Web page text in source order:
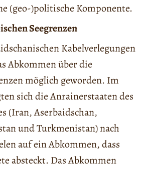
(geo-)politische Komponente.
Seegrenzen
Kabelverlegungen
Abkommen über die
möglich geworden. Im
sich die Anrainerstaaten des
(Iran, Aserbaidschan,
und Turkmenistan) nach
auf ein Abkommen, dass
absteckt. Das Abkommen